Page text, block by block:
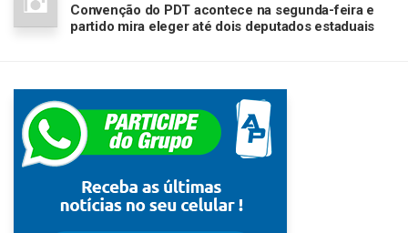
Convenção do PDT acontece na segunda-feira e
partido mira eleger até dois deputados estaduais